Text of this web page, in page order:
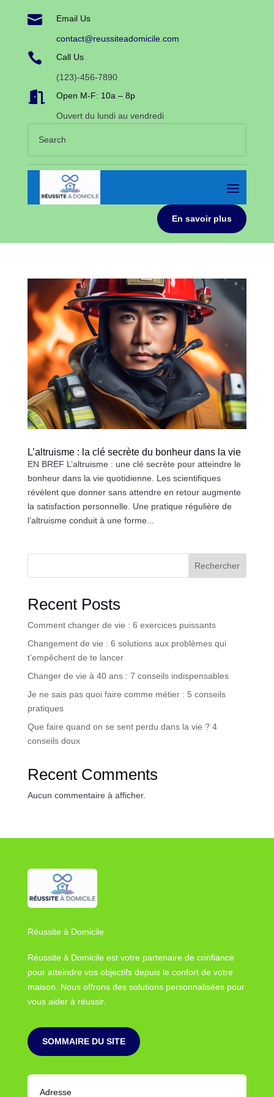
 Email Us
contact@reussiteadomicile.com
 Call Us
(123)-456-7890
 Open M-F: 10a – 8p
Ouvert du lundi au vendredi
En savoir plus
L’altruisme : la clé secrète du bonheur dans la vie
EN BREF L’altruisme : une clé secrète pour atteindre le
bonheur dans la vie quotidienne. Les scientifiques
révèlent que donner sans attendre en retour augmente
la satisfaction personnelle. Une pratique régulière de
l’altruisme conduit à une forme...
Rechercher
Recent Posts
Comment changer de vie : 6 exercices puissants
Changement de vie : 6 solutions aux problèmes qui
t’empêchent de te lancer
Changer de vie à 40 ans : 7 conseils indispensables
Je ne sais pas quoi faire comme métier : 5 conseils
pratiques
Que faire quand on se sent perdu dans la vie ? 4
conseils doux
Recent Comments
Aucun commentaire à afficher.
Réussite à Domicile
Réussite à Domicile est votre partenaire de confiance
pour atteindre vos objectifs depuis le confort de votre
maison. Nous offrons des solutions personnalisées pour
vous aider à réussir.
SOMMAIRE DU SITE
Adresse